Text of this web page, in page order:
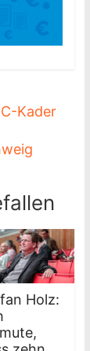
Kader
Holz: